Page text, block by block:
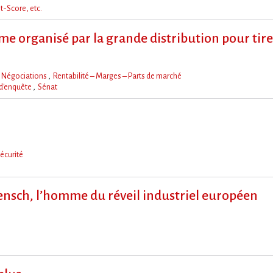
Score, etc.
organisé par la grande distribution pour
Négociations
Rentabilité – Marges – Parts de marché
Sénat
l’homme du réveil industriel européen